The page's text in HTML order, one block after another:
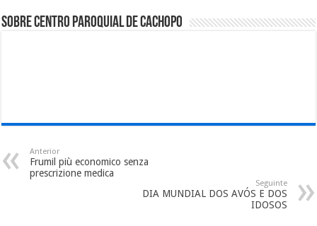
Sobre Centro Paroquial de Cachopo
Anterior
Frumil più economico senza
prescrizione medica
Seguinte
DIA MUNDIAL DOS AVÓS E DOS
IDOSOS